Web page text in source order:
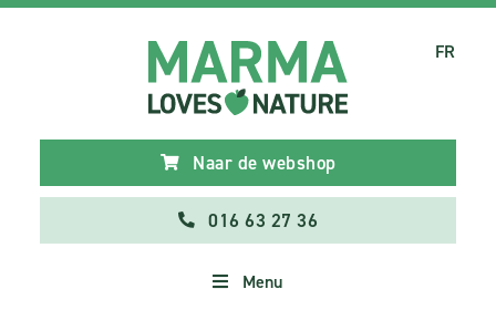
Naar de webshop
016 63 27 36
Menu
FR